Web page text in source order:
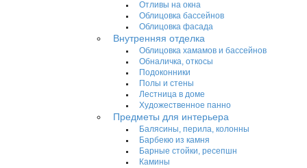
Отливы на окна
Облицовка бассейнов
Облицовка фасада
Внутренняя отделка
Облицовка хамамов и бассейнов
Обналичка, откосы
Подоконники
Полы и стены
Лестница в доме
Художественное панно
Предметы для интерьера
Балясины, перила, колонны
Барбекю из камня
Барные стойки, ресепшн
Камины